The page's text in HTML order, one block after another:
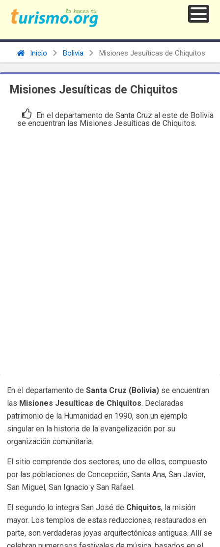
Inicio Bolivia Misiones Jesuíticas de Chiquitos
Misiones Jesuíticas de Chiquitos
En el departamento de Santa Cruz al este de Bolivia
se encuentran las Misiones Jesuíticas de Chiquitos.
En el departamento de Santa Cruz (Bolivia) se encuentran
las Misiones Jesuíticas de Chiquitos. Declaradas
patrimonio de la Humanidad en 1990, son un ejemplo
singular en la historia de la evangelización por su
organización comunitaria.
El sitio comprende dos sectores, uno de ellos, compuesto
por las poblaciones de Concepción, Santa Ana, San Javier,
San Miguel, San Ignacio y San Rafael.
El segundo lo integra San José de Chiquitos, la misión
mayor. Los templos de estas reducciones, restaurados en
parte, son verdaderas joyas arquitectónicas antiguas. Allí se